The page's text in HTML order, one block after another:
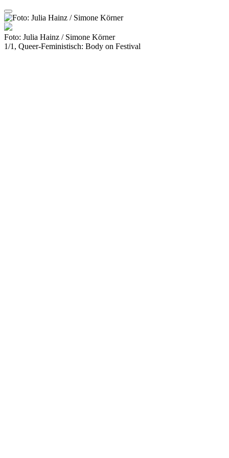
Foto: Julia Hainz / Simone Körner
1/1, Queer-Feministisch: Body on Festival